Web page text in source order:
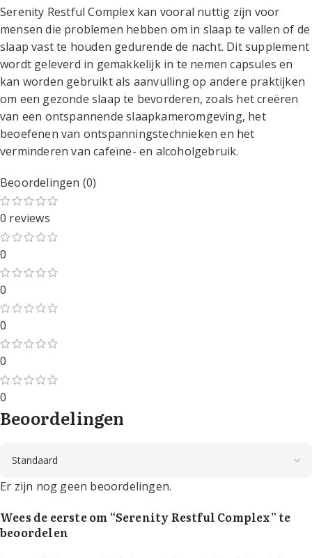
Serenity Restful Complex kan vooral nuttig zijn voor
mensen die problemen hebben om in slaap te vallen of de
slaap vast te houden gedurende de nacht. Dit supplement
wordt geleverd in gemakkelijk in te nemen capsules en
kan worden gebruikt als aanvulling op andere praktijken
om een gezonde slaap te bevorderen, zoals het creëren
van een ontspannende slaapkameromgeving, het
beoefenen van ontspanningstechnieken en het
verminderen van cafeïne- en alcoholgebruik.
Beoordelingen (0)
0 reviews
0
0
0
0
0
Beoordelingen
Er zijn nog geen beoordelingen.
Wees de eerste om “Serenity Restful Complex” te
beoordelen